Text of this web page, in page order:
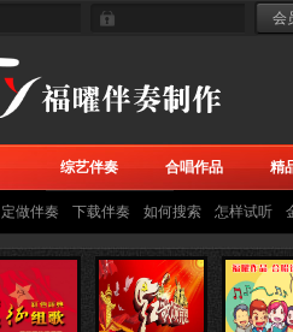
综艺伴奏 合唱作品 精
定做伴奏 下载伴奏 如何搜索 怎样试听